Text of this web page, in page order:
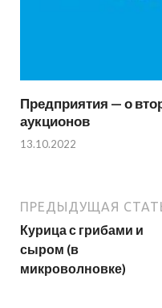
Предприятия — о
аукционов
13.10.2022
ПРЕДЫДУЩАЯ
Курица с грибами и
сыром (в
микроволновке)